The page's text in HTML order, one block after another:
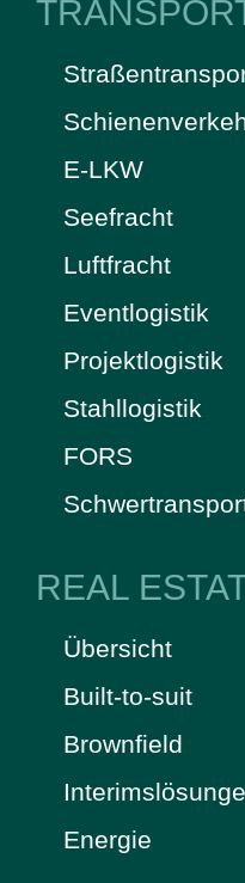
E-LKW
Seefracht
Luftfracht
Eventlogistik
Projektlogistik
Stahllogistik
FORS
REAL
Übersicht
Built-to-suit
Brownfield
Energie